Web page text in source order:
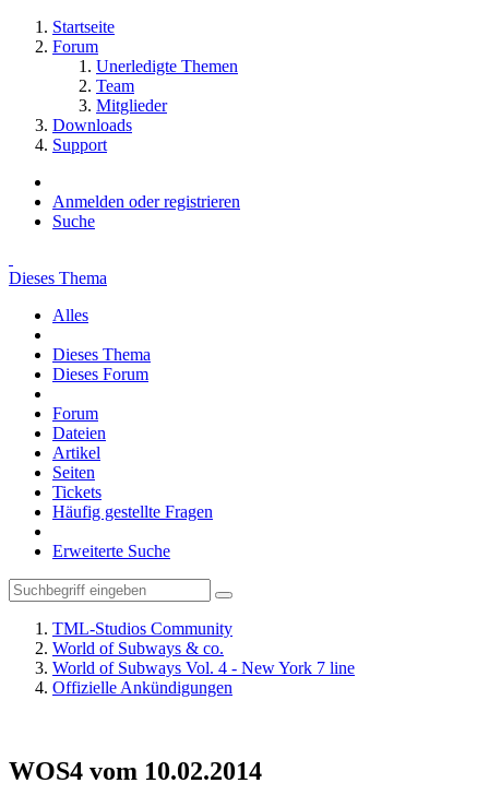
Startseite
Forum
Unerledigte Themen
Team
Mitglieder
Downloads
Support
Anmelden oder registrieren
Suche
Dieses Thema
Alles
Dieses Thema
Dieses Forum
Forum
Dateien
Artikel
Seiten
Tickets
Häufig gestellte Fragen
Erweiterte Suche
TML-Studios Community
World of Subways & co.
World of Subways Vol. 4 - New York 7 line
Offizielle Ankündigungen
WOS4 vom 10.02.2014